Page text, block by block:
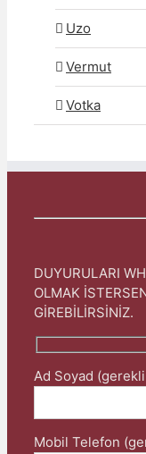
Uzo
Vermut
Votka
DUYURULARI
OLMAK
GİREBİLİRSİNİZ.
Ad Soyad
Mobil Telefon